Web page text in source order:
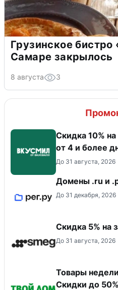
Грузинское
Самаре закрылось
8 августа 3
Скидка 10%
от 4 и более
До 31 августа, 2026
Домены .ru и
До 31 декабря, 2026
Скидка 5% на
До 31 августа, 2026
Товары
Скидки до 50%